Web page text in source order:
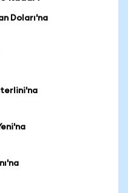
Doları'na